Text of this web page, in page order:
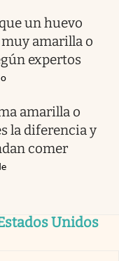
un huevo
amarilla o
expertos
amarilla o
la diferencia y
comer
Unidos